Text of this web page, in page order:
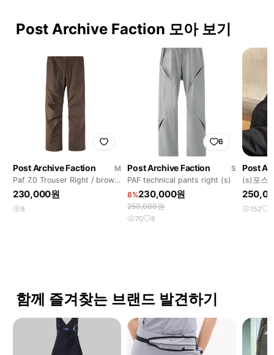
Post Archive Faction 모아 보기
Post Archive Faction
M
Paf 7.0 Trouser Right / brown
[M]
230,000원
8
6
Post Archive Faction
S
PAF technical pants right (s)
8%230,000원
250,000원
70 6
Post
(s)포스
츠
152
함께 즐겨찾는 브랜드 발견하기